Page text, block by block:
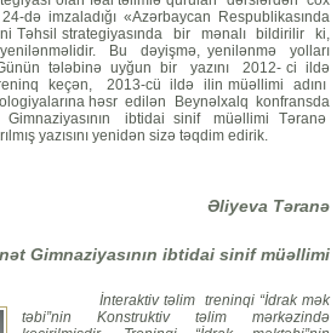
də imzaladığı «Azərbaycan Respublikasında
Təhsil strategiyasında bir mənalı bildirilir ki,
Bu dəyişmə, yenilənmə yolları
tələbinə uyğun bir yazını 2012- ci ildə
keçən, 2013-cü ildə ilin müəllimi adını
həsr edilən Beynəlxalq konfransda
ibtidai sinif müəllimi Təranə
yazısını yenidən sizə təqdim edirik.
Əliyeva Təranə
Gimnaziyasının ibtidai sinif müəllimi
İnteraktiv təlim treninqi “İdrak mək
təbi”nin Konstruktiv təlim mərkəzində